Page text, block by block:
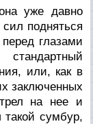
уже давно
подняться
глазами
или, как в
заключенных
на нее и
такой сумбур,